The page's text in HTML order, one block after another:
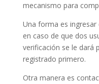
mecanismo para
Una forma es
en caso de que dos
verificación se le dará
registrado primero.
Otra manera es